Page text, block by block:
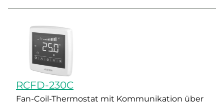
RCFD-230C
Fan-Coil-Thermostat mit Kommunikation über